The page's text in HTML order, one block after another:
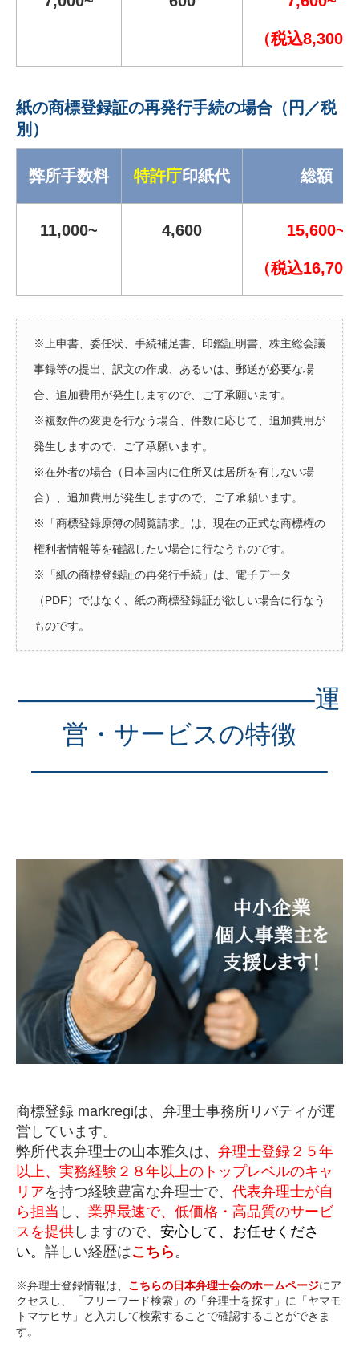
（税込8,300~
紙の商標登録証の再発行手続の場合（円／税
別）
弊所手数料 特許庁印紙代 総額
11,000~ 4,600 15,600~
（税込
※上申書、委任状、手続補足書、印鑑証明書、株主総会議
事録等の提出、訳文の作成、あるいは、郵送が必要な場
合、追加費用が発生しますので、ご了承願います。
※複数件の変更を行なう場合、件数に応じて、追加費用が
発生しますので、ご了承願います。
※在外者の場合（日本国内に住所又は居所を有しない場
合）、追加費用が発生しますので、ご了承願います。
※「商標登録原簿の閲覧請求」は、現在の正式な商標権の
権利者情報等を確認したい場合に行なうものです。
※「紙の商標登録証の再発行手続」は、電子データ
（PDF）ではなく、紙の商標登録証が欲しい場合に行なう
ものです。
———————————–運
営・サービスの特徴
———————————–
商標登録 markregiは、弁理士事務所リバティが運
営しています。
弊所代表弁理士の山本雅久は、 弁理士登録２５年
以上、実務経験２８年以上のトップレベルのキャ
リアを持つ経験豊富な弁理士で、 代表弁理士が自
ら担当 し、 業界最速で、低価格・高品質のサービ
スを提供 しますので、 安心して、お任せくださ
い。 詳しい経歴はこちら。
※弁理士登録情報は、 こちらの日本弁理士会のホームページにア
クセスし、「フリーワード検索」の「弁理士を探す」に「ヤマモ
トマサヒサ」と入力して検索することで確認することができま
す。